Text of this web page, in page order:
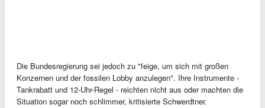
Die Bundesregierung sei jedoch zu "feige, um sich mit großen
Konzernen und der fossilen Lobby anzulegen". Ihre Instrumente -
Tankrabatt und 12-Uhr-Regel - reichten nicht aus oder machten die
Situation sogar noch schlimmer, kritisierte Schwerdtner.